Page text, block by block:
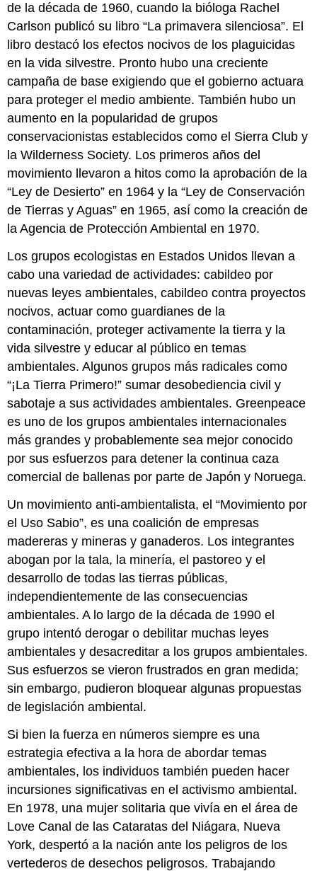
de la década de 1960, cuando la bióloga Rachel
Carlson publicó su libro “La primavera silenciosa”. El
libro destacó los efectos nocivos de los plaguicidas
en la vida silvestre. Pronto hubo una creciente
campaña de base exigiendo que el gobierno actuara
para proteger el medio ambiente. También hubo un
aumento en la popularidad de grupos
conservacionistas establecidos como el Sierra Club y
la Wilderness Society. Los primeros años del
movimiento llevaron a hitos como la aprobación de la
“Ley de Desierto” en 1964 y la “Ley de Conservación
de Tierras y Aguas” en 1965, así como la creación de
la Agencia de Protección Ambiental en 1970.
Los grupos ecologistas en Estados Unidos llevan a
cabo una variedad de actividades: cabildeo por
nuevas leyes ambientales, cabildeo contra proyectos
nocivos, actuar como guardianes de la
contaminación, proteger activamente la tierra y la
vida silvestre y educar al público en temas
ambientales. Algunos grupos más radicales como
“¡La Tierra Primero!” sumar desobediencia civil y
sabotaje a sus actividades ambientales. Greenpeace
es uno de los grupos ambientales internacionales
más grandes y probablemente sea mejor conocido
por sus esfuerzos para detener la continua caza
comercial de ballenas por parte de Japón y Noruega.
Un movimiento anti-ambientalista, el “Movimiento por
el Uso Sabio”, es una coalición de empresas
madereras y mineras y ganaderos. Los integrantes
abogan por la tala, la minería, el pastoreo y el
desarrollo de todas las tierras públicas,
independientemente de las consecuencias
ambientales. A lo largo de la década de 1990 el
grupo intentó derogar o debilitar muchas leyes
ambientales y desacreditar a los grupos ambientales.
Sus esfuerzos se vieron frustrados en gran medida;
sin embargo, pudieron bloquear algunas propuestas
de legislación ambiental.
Si bien la fuerza en números siempre es una
estrategia efectiva a la hora de abordar temas
ambientales, los individuos también pueden hacer
incursiones significativas en el activismo ambiental.
En 1978, una mujer solitaria que vivía en el área de
Love Canal de las Cataratas del Niágara, Nueva
York, despertó a la nación ante los peligros de los
vertederos de desechos peligrosos. Trabajando